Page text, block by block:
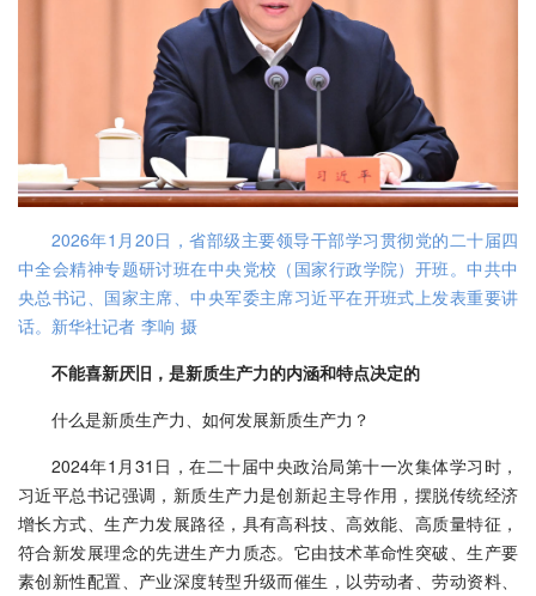
2026年1月20日，省部级主要领导干部学习贯彻党的二十届四
中全会精神专题研讨班在中央党校（国家行政学院）开班。中共中
央总书记、国家主席、中央军委主席习近平在开班式上发表重要讲
话。新华社记者 李响 摄
不能喜新厌旧，是新质生产力的内涵和特点决定的
什么是新质生产力、如何发展新质生产力？
2024年1月31日，在二十届中央政治局第十一次集体学习时，
习近平总书记强调，新质生产力是创新起主导作用，摆脱传统经济
增长方式、生产力发展路径，具有高科技、高效能、高质量特征，
符合新发展理念的先进生产力质态。它由技术革命性突破、生产要
素创新性配置、产业深度转型升级而催生，以劳动者、劳动资料、